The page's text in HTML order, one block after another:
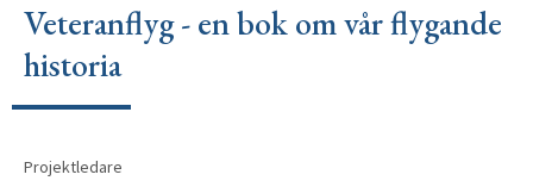
Veteranflyg - en bok om vår flygande
historia
Projektledare